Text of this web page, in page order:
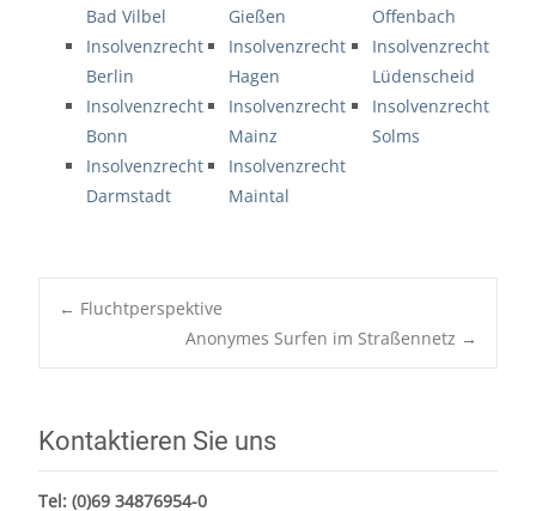
Bad Vilbel
Insolvenzrecht
Berlin
Insolvenzrecht
Bonn
Insolvenzrecht
Darmstadt
Gießen
Insolvenzrecht
Hagen
Insolvenzrecht
Mainz
Insolvenzrecht
Maintal
Offenbach
Insolvenzrecht
Lüdenscheid
Insolvenzrecht
Solms
Post
← Fluchtperspektive
Anonymes Surfen im Straßennetz →
Kontaktieren Sie uns
Tel: (0)69 34876954-0